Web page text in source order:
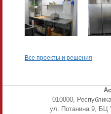
Все проекты и решения
010000,
ул. Потанина 9, БЦ